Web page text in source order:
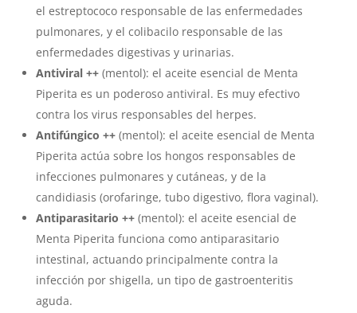
el estreptococo responsable de las enfermedades
pulmonares, y el colibacilo responsable de las
enfermedades digestivas y urinarias.
Antiviral ++(mentol): el aceite esencial de Menta
Piperita es un poderoso antiviral. Es muy efectivo
contra los virus responsables del herpes.
Antifúngico ++(mentol): el aceite esencial de Menta
Piperita actúa sobre los hongos responsables de
infecciones pulmonares y cutáneas, y de la
candidiasis (orofaringe, tubo digestivo, flora vaginal).
Antiparasitario ++(mentol): el aceite esencial de
Menta Piperita funciona como antiparasitario
intestinal, actuando principalmente contra la
infección por shigella, un tipo de gastroenteritis
aguda.